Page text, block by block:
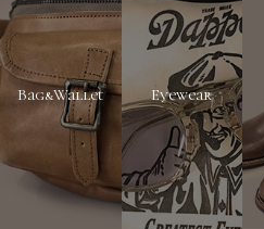
Bag&Wallet Eyewear